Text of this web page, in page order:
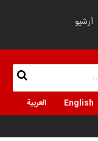
آرشیو
English العربية